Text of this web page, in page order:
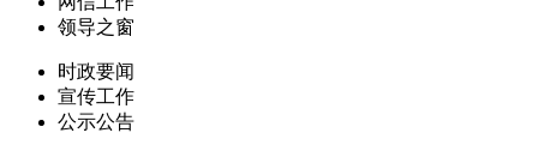
领导之窗
时政要闻
宣传工作
公示公告